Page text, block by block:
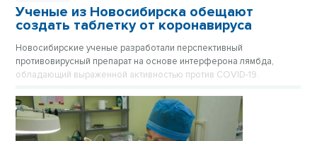
Ученые из Новосибирска обещают
создать таблетку от коронавируса
Новосибирские ученые разработали перспективный
противовирусный препарат на основе интерферона лямбда,
обладающий выраженной активностью против COVID-19.